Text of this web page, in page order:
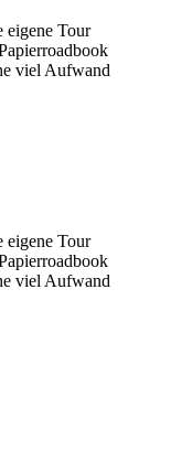
eigene Tour
viel Aufwand
eigene Tour
viel Aufwand